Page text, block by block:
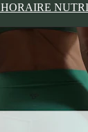
HORAIRE